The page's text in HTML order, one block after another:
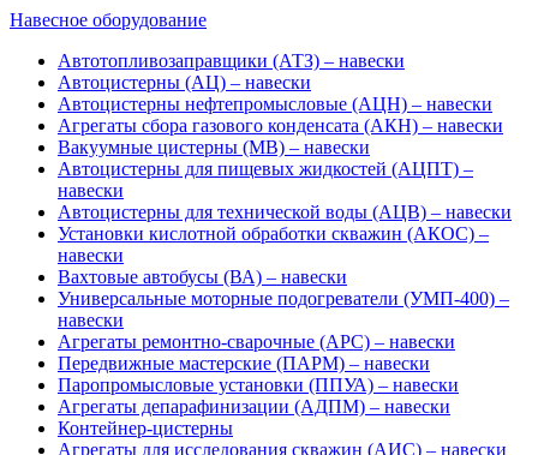
Навесное оборудование
Автотопливозаправщики (АТЗ) – навески
Автоцистерны (АЦ) – навески
Автоцистерны нефтепромысловые (АЦН) – навески
Агрегаты сбора газового конденсата (АКН) – навески
Вакуумные цистерны (МВ) – навески
Автоцистерны для пищевых жидкостей (АЦПТ) –
навески
Автоцистерны для технической воды (АЦВ) – навески
Установки кислотной обработки скважин (АКОС) –
навески
Вахтовые автобусы (ВА) – навески
Универсальные моторные подогреватели (УМП-400) –
навески
Агрегаты ремонтно-сварочные (АРС) – навески
Передвижные мастерские (ПАРМ) – навески
Паропромысловые установки (ППУА) – навески
Агрегаты депарафинизации (АДПМ) – навески
Контейнер-цистерны
Агрегаты для исследования скважин (АИС) – навески